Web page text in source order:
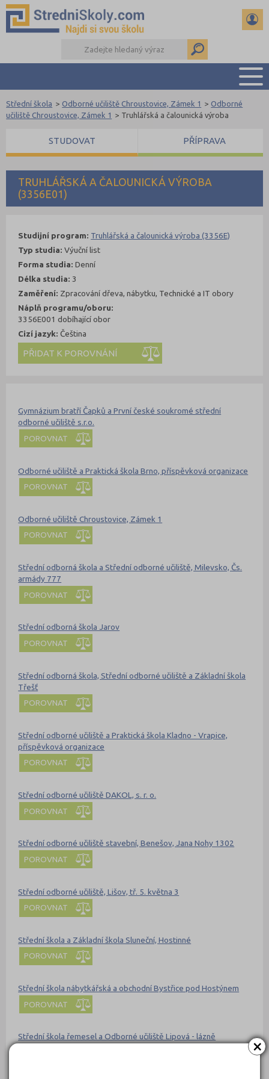
×
PŘEHLED ŠKOL
DŮLEŽITÉ TERMÍNY
DALŠÍ DRUHY ŠKOL
TRUHLÁŘSKÁ A ČALOUNICKÁ VÝROBA
(3356E01)
Střední škola > Odborné učiliště Chroustovice, Zámek 1 > Odborné
učiliště Chroustovice, Zámek 1 > Truhlářská a čalounická výroba
Studijní program: Truhlářská a čalounická výroba (3356E)
Typ studia:Výuční list
Forma studia:Denní
Délka studia: 3
Zaměření: Zpracování dřeva, nábytku, Technické a IT obory
Náplň programu/oboru:
3356E001 dobíhající obor
Cizí jazyk:Čeština
STUDOVAT PŘÍPRAVA
Gymnázium bratří Čapků a První české soukromé střední
odborné učiliště s.r.o.
POROVNAT
Odborné učiliště a Praktická škola Brno, příspěvková organizace
POROVNAT
Odborné učiliště Chroustovice, Zámek 1
POROVNAT
Střední odborná škola a Střední odborné učiliště, Milevsko, Čs.
armády 777
POROVNAT
Střední odborná škola Jarov
POROVNAT
Střední odborná škola, Střední odborné učiliště a Základní škola
Třešť
POROVNAT
Střední odborné učiliště a Praktická škola Kladno - Vrapice,
příspěvková organizace
POROVNAT
Střední odborné učiliště DAKOL, s. r. o.
POROVNAT
Střední odborné učiliště stavební, Benešov, Jana Nohy 1302
POROVNAT
Střední odborné učiliště, Lišov, tř. 5. května 3
POROVNAT
Střední škola a Základní škola Sluneční, Hostinné
POROVNAT
Střední škola nábytkářská a obchodní Bystřice pod Hostýnem
POROVNAT
Střední škola řemesel a Odborné učiliště Lipová - lázně